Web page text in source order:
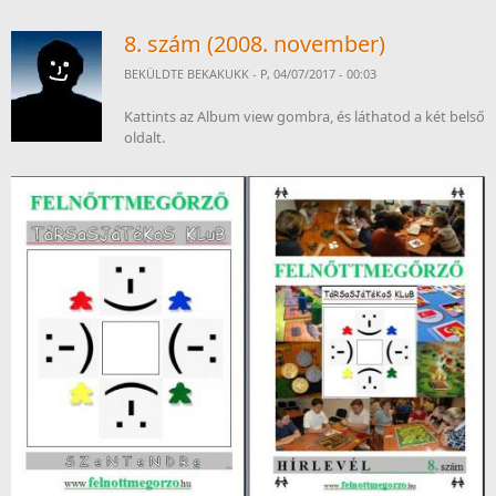
8. szám (2008. november)
BEKÜLDTE BEKAKUKK - P, 04/07/2017 - 00:03
Kattints az Album view gombra, és láthatod a két belső
oldalt.